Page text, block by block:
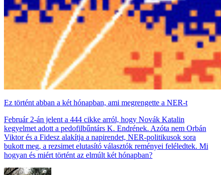
Ez történt abban a két hónapban, ami megrengette a NER-t
Február 2-án jelent a 444 cikke arról, hogy Novák Katalin
kegyelmet adott a pedofilbűntárs K. Endrének. Azóta nem Orbán
Viktor és a Fidesz alakítja a napirendet, NER-politikusok sora
bukott meg, a rezsimet elutasító választók reményei feléledtek. Mi
hogyan és miért történt az elmúlt két hónapban?